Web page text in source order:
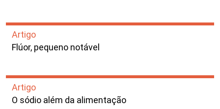
Artigo
Flúor, pequeno notável
Artigo
O sódio além da alimentação